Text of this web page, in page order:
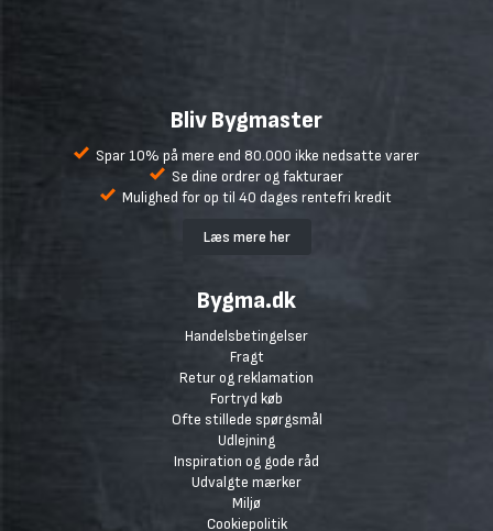
Bliv Bygmaster
Spar 10% på mere end 80.000 ikke nedsatte varer
Se dine ordrer og fakturaer
Mulighed for op til 40 dages rentefri kredit
Læs mere her
Bygma.dk
Handelsbetingelser
Fragt
Retur og reklamation
Fortryd køb
Ofte stillede spørgsmål
Udlejning
Inspiration og gode råd
Udvalgte mærker
Miljø
Cookiepolitik